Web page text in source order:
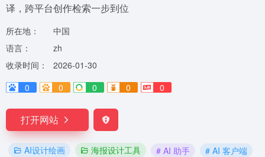
译，跨平台创作检索一步到位
所在地：
中国
语言：
zh
收录时间：
2026-01-30
0
0 0 0 0
打开网站
AI设计绘画 海报设计工具 # AI 助手
# AI 客户端